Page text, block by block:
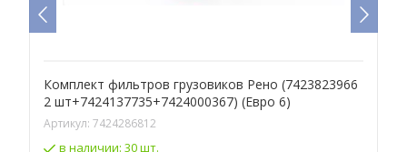
Комплект фильтров грузовиков Рено (7423823966
2 шт+7424137735+7424000367) (Евро 6)
Артикул: 7424286812
в наличии: 30 шт.